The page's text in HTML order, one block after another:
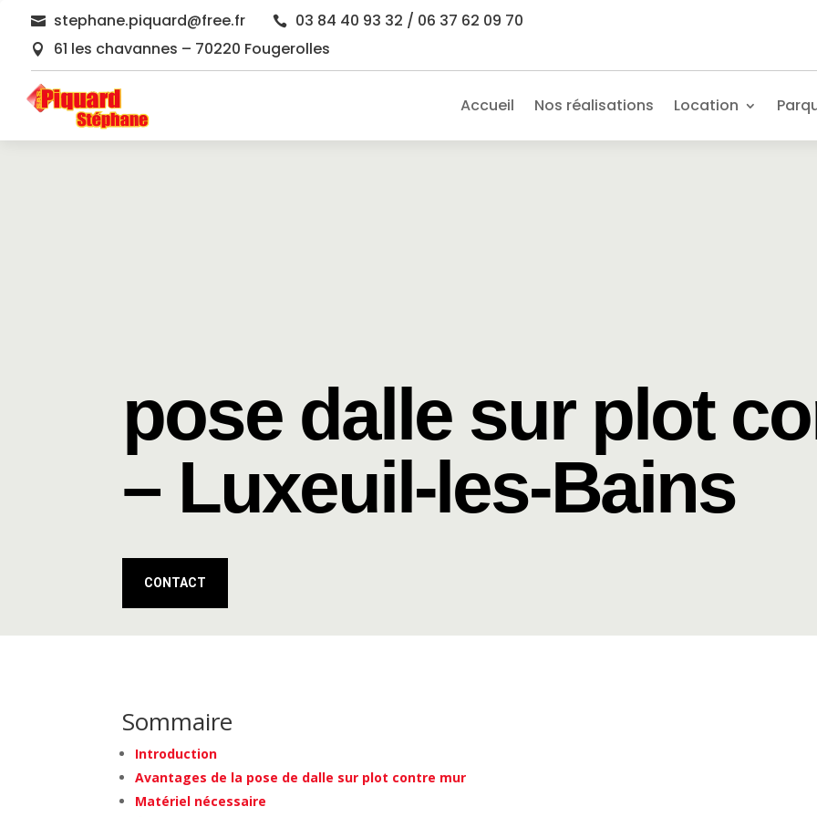
 stephane.piquard@free.fr  03 84 40 93 32 / 06 37 62 09 70
 61 les chavannes – 70220 Fougerolles
Accueil Nos réalisations Location
pose dalle sur plot
– Luxeuil-les-Bains
CONTACT
Sommaire
Introduction
Avantages de la pose de dalle sur plot contre mur
Matériel nécessaire